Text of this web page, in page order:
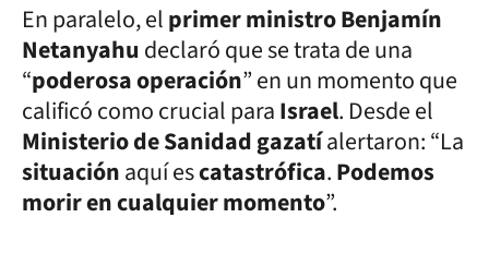
En paralelo, elprimer ministro Benjamín
Netanyahu declaró que se trata de una
“poderosa operación” en un momento que
calificó como crucial paraIsrael. Desde el
Ministerio de Sanidad gazatíalertaron: “La
situaciónaquí escatastrófica.Podemos
morir en cualquier momento”.